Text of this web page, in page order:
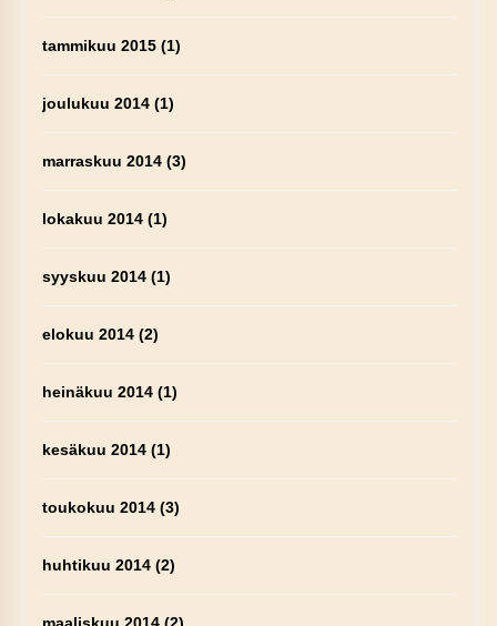
tammikuu 2015(1)
joulukuu 2014(1)
marraskuu 2014(3)
lokakuu 2014(1)
syyskuu 2014(1)
elokuu 2014(2)
heinäkuu 2014(1)
kesäkuu 2014(1)
toukokuu 2014(3)
huhtikuu 2014(2)